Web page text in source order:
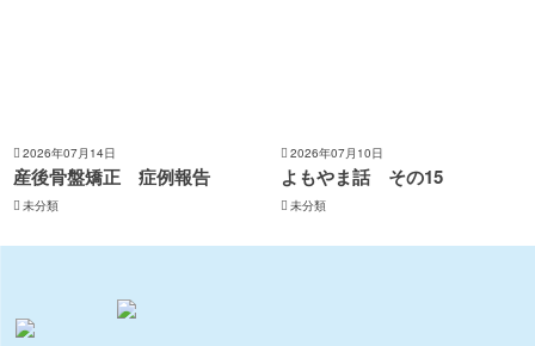
2026年07月14日
産後骨盤矯正 症例報告
未分類
2026年07月10日
よもやま話 その15
未分類